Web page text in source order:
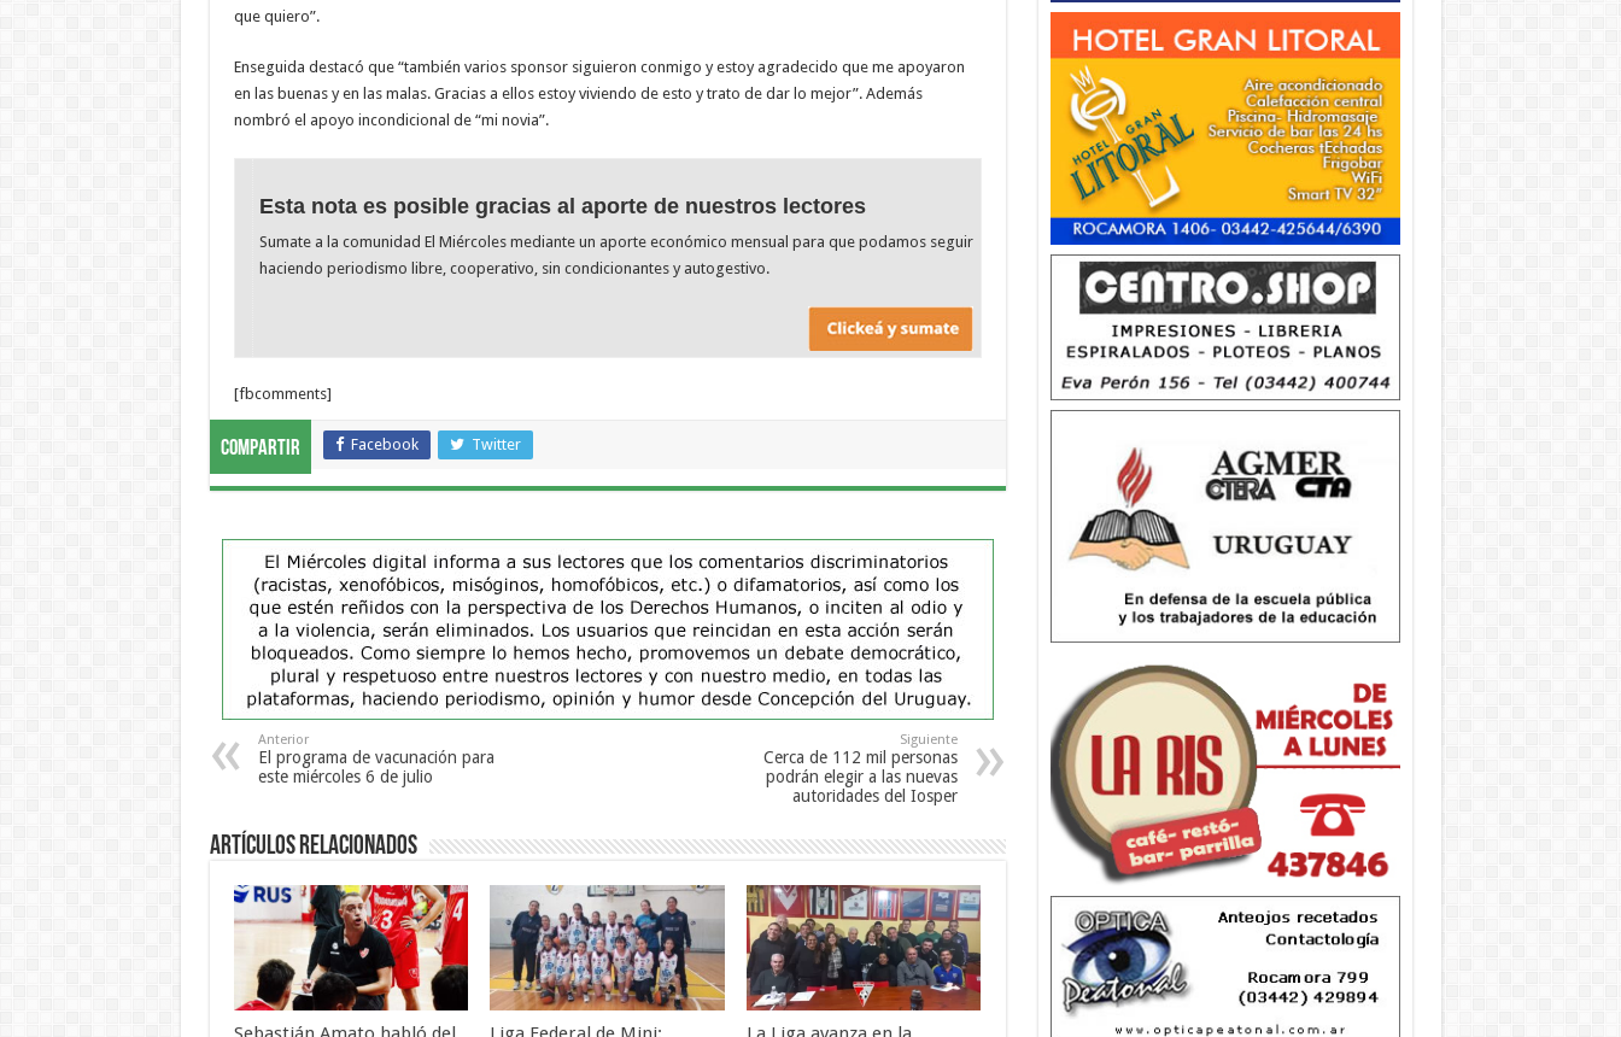
que quiero”.
Enseguida destacó que “también varios sponsor siguieron conmigo y estoy agradecido que me apoyaron
en las buenas y en las malas. Gracias a ellos estoy viviendo de esto y trato de dar lo mejor”. Además
nombró el apoyo incondicional de “mi novia”.
Esta nota es posible gracias al aporte de nuestros lectores
Sumate a la comunidad El Miércoles mediante un aporte económico mensual para que podamos seguir
haciendo periodismo libre, cooperativo, sin condicionantes y autogestivo.
[fbcomments]
Compartir Facebook Twitter
Anterior
El programa de vacunación para
este miércoles 6 de julio
Siguiente
Cerca de 112 mil personas
podrán elegir a las nuevas
autoridades del Iosper
Artículos Relacionados